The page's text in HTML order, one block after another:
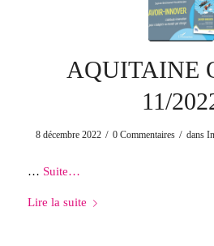
AQUITAINE
11/
8 décembre 2022 / 0 Commentaires / dans
… Suite…
Lire la suite